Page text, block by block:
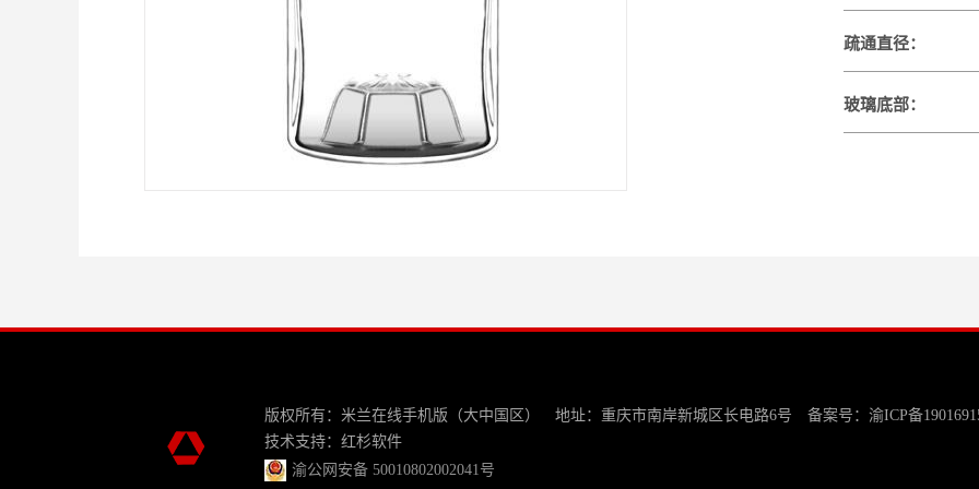
疏通直径：
玻璃底部：
版权所有：米兰在线手机版（大中国区） 地址：重庆市南岸新城区长电路6号 备案号： 渝ICP备
技术支持： 红杉软件
渝公网安备 50010802002041号